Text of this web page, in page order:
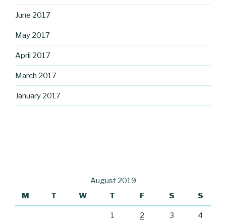
June 2017
May 2017
April 2017
March 2017
January 2017
August 2019
M
T W T F S S
1 2 3 4